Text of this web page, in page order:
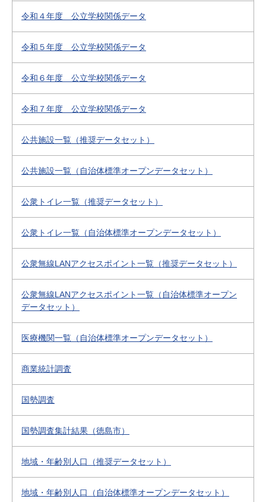
令和４年度 公立学校関係データ
令和５年度 公立学校関係データ
令和６年度 公立学校関係データ
令和７年度 公立学校関係データ
公共施設一覧（推奨データセット）
公共施設一覧（自治体標準オープンデータセット）
公衆トイレ一覧（推奨データセット）
公衆トイレ一覧（自治体標準オープンデータセット）
公衆無線LANアクセスポイント一覧（推奨データセット）
公衆無線LANアクセスポイント一覧（自治体標準オープン
データセット）
医療機関一覧（自治体標準オープンデータセット）
商業統計調査
国勢調査
国勢調査集計結果（徳島市）
地域・年齢別人口（推奨データセット）
地域・年齢別人口（自治体標準オープンデータセット）